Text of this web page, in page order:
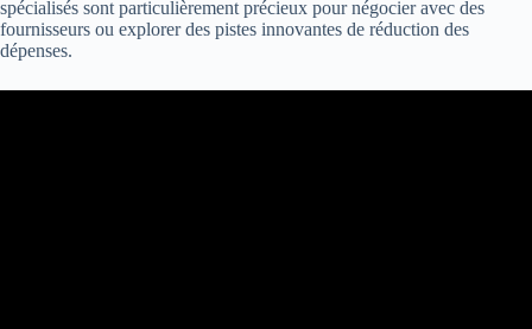
spécialisés sont particulièrement précieux pour négocier avec des
fournisseurs ou explorer des pistes innovantes de réduction des
dépenses.